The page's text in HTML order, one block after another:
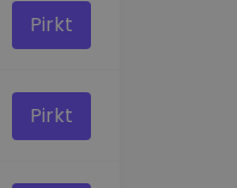
Pirkt
Pirkt